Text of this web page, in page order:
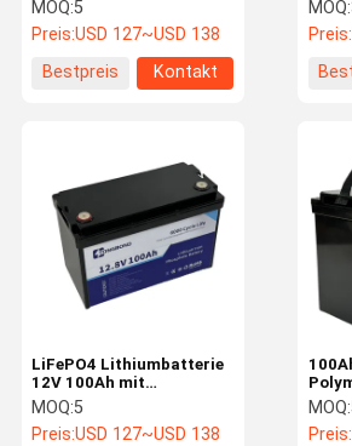
Qualitätskon Kontakt Mit
Lifepo4-Lithiumbatterie
System zur Speicherung von
An der Wand befestigter Akku
Stapelbarer Batteriesatz
Batterie-Satz 12V LiFePO4
MOQ:
Preis:
Zyklen für
Energiespeichersystem
MOQ:5
Preis:USD 127~USD 138
Bestpreis
Kontakt
MOQ:
Preis:
LiFePO4 Lithiumbatterie
12V 100Ah mit
integriertem BMS
MOQ:5
Preis:USD 127~USD 138